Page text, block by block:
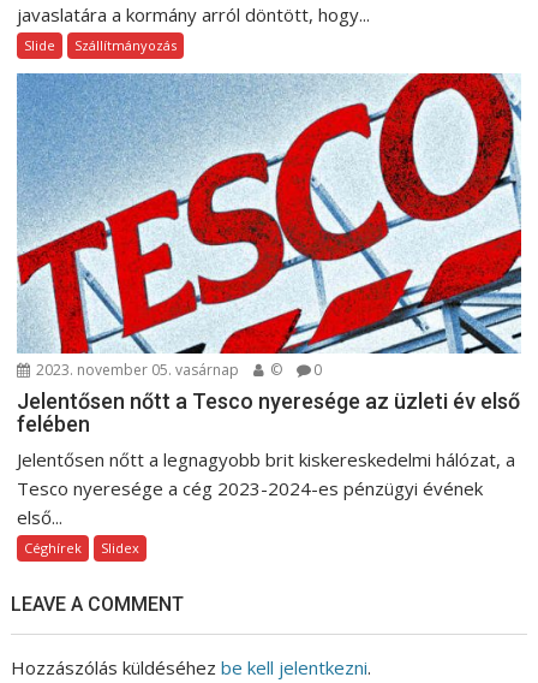
javaslatára a kormány arról döntött, hogy...
Slide Szállítmányozás
2023. november 05. vasárnap © 0
Jelentősen nőtt a Tesco nyeresége az üzleti év első
felében
Jelentősen nőtt a legnagyobb brit kiskereskedelmi hálózat, a
Tesco nyeresége a cég 2023-2024-es pénzügyi évének
első...
Céghírek Slidex
LEAVE A COMMENT
Hozzászólás küldéséhezbe kell jelentkezni.